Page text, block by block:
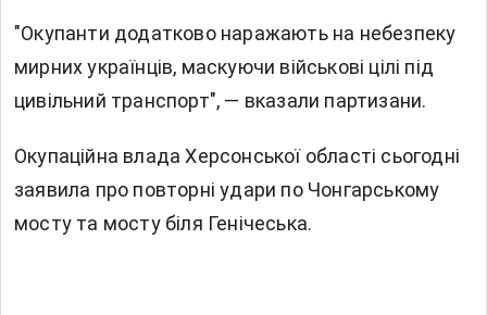
"Окупанти додатково наражають на небезпеку
мирних українців, маскуючи військові цілі під
цивільний транспорт", — вказали партизани.
Окупаційна влада Херсонської області сьогодні
заявила про повторні удари по Чонгарському
мосту та мосту біля Генічеська.